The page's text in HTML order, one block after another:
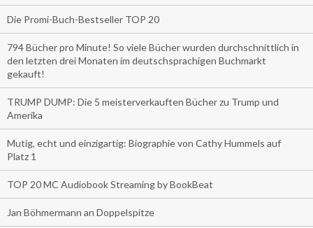
Die Promi-Buch-Bestseller TOP 20
794 Bücher pro Minute! So viele Bücher wurden durchschnittlich in
den letzten drei Monaten im deutschsprachigen Buchmarkt
gekauft!
TRUMP DUMP: Die 5 meisterverkauften Bücher zu Trump und
Amerika
Mutig, echt und einzigartig: Biographie von Cathy Hummels auf
Platz 1
TOP 20 MC Audiobook Streaming by BookBeat
Jan Böhmermann an Doppelspitze